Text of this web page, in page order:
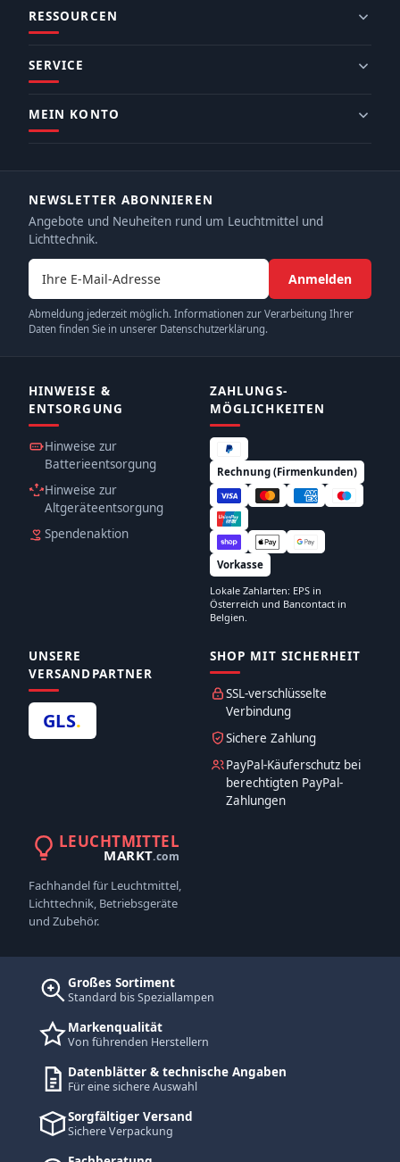
RESSOURCEN
SERVICE
MEIN KONTO
NEWSLETTER ABONNIEREN
Angebote und Neuheiten rund um Leuchtmittel und
Lichttechnik.
E-Mail-Adresse
Anmelden
Abmeldung jederzeit möglich. Informationen zur Verarbeitung Ihrer
Daten finden Sie in unserer Datenschutzerklärung.
HINWEISE &
ENTSORGUNG
Hinweise zur
Batterieentsorgung
Hinweise zur
Altgeräteentsorgung
Spendenaktion
ZAHLUNGS­
MÖGLICHKEITEN
Rechnung (Firmenkunden)
Vorkasse
Lokale Zahlarten: EPS in
Österreich und Bancontact in
Belgien.
UNSERE
VERSANDPARTNER
GLS.
SHOP MIT SICHERHEIT
SSL-verschlüsselte
Verbindung
Sichere Zahlung
PayPal-Käuferschutz bei
berechtigten PayPal-
Zahlungen
LEUCHTMITTEL
MARKT.com
Fachhandel für Leuchtmittel,
Lichttechnik, Betriebsgeräte
und Zubehör.
Großes Sortiment
Standard bis Speziallampen
Markenqualität
Von führenden Herstellern
Datenblätter & technische Angaben
Für eine sichere Auswahl
Sorgfältiger Versand
Sichere Verpackung